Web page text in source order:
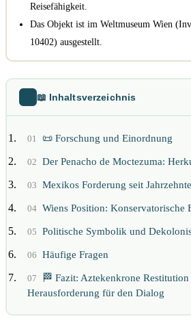
Reisefähigkeit.
Das Objekt ist im Weltmuseum Wien
10402) ausgestellt.
📖 Inhaltsverzeichnis
01 📜 Forschung und Einordnung
02 Der Penacho de Moctezuma:
03 Mexikos Forderung seit
04 Wiens Position: Konservatorische
05 Politische Symbolik und
06 Häufige Fragen
07
🏁 Fazit: Aztekenkrone Restitution
Herausforderung für den Dialog